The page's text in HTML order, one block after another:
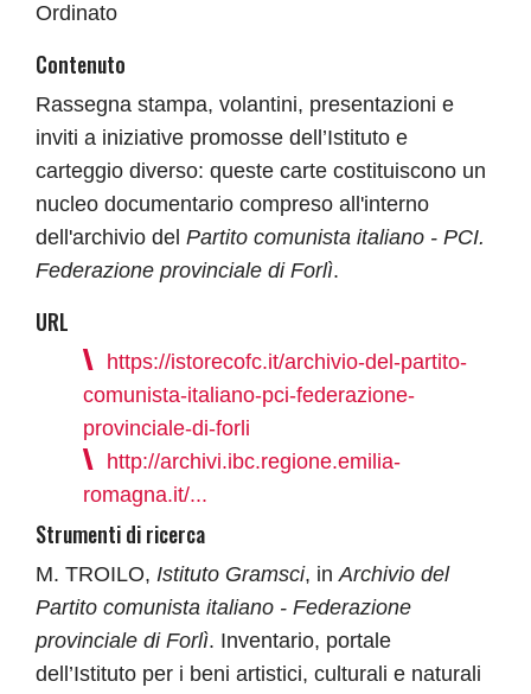
Ordinato
Contenuto
Rassegna stampa, volantini, presentazioni e
inviti a iniziative promosse dell’Istituto e
carteggio diverso: queste carte costituiscono un
nucleo documentario compreso all'interno
dell'archivio del Partito comunista italiano - PCI.
Federazione provinciale di Forlì.
URL
https://istorecofc.it/archivio-del-partito-
comunista-italiano-pci-federazione-
provinciale-di-forli
http://archivi.ibc.regione.emilia-
romagna.it/...
Strumenti di ricerca
M. TROILO, Istituto Gramsci, inArchivio del
Partito comunista italiano - Federazione
provinciale di Forlì. Inventario, portale
dell’Istituto per i beni artistici, culturali e naturali